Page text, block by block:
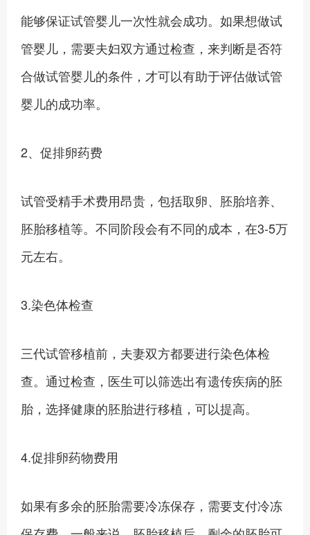
能够保证试管婴儿一次性就会成功。如果想做试
管婴儿，需要夫妇双方通过检查，来判断是否符
合做试管婴儿的条件，才可以有助于评估做试管
婴儿的成功率。
2、促排卵药费
试管受精手术费用昂贵，包括取卵、胚胎培养、
胚胎移植等。不同阶段会有不同的成本，在3-5万
元左右。
3.染色体检查
三代试管移植前，夫妻双方都要进行染色体检
查。通过检查，医生可以筛选出有遗传疾病的胚
胎，选择健康的胚胎进行移植，可以提高。
4.促排卵药物费用
如果有多余的胚胎需要冷冻保存，需要支付冷冻